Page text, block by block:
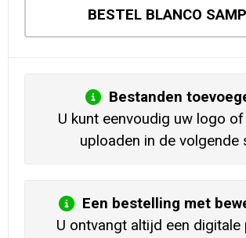
BESTEL BLANCO
Bestanden
U kunt eenvoudig uw logo
uploaden in de volgende
Een bestelling met
U ontvangt altijd een